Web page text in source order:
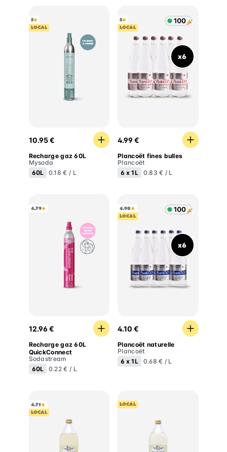
5
LOCAL
Recharge gaz 60L
10.95 €
Recharge gaz 60L
Mysoda
60L
0.18 € / L
5
LOCAL
x6
Plancoët fines bulles
4.99 €
Plancoët fines bulles
Plancoët
6 x 1L 0.83 € / L
4.79
Recharge gaz 60L QuickConnect
12.96 €
Recharge gaz 60L
QuickConnect
Sodastream
60L
0.22 € / L
4.98
LOCAL
x6
Plancoët naturelle
4.10 €
Plancoët naturelle
Plancoët
6 x 1L 0.68 € / L
4.71
LOCAL
LOCAL